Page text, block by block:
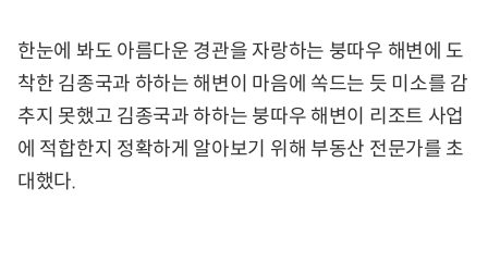
한눈에 봐도 아름다운 경관을 자랑하는 붕따우 해변에 도
착한 김종국과 하하는 해변이 마음에 쏙드는 듯 미소를 감
추지 못했고 김종국과 하하는 붕따우 해변이 리조트 사업
에 적합한지 정확하게 알아보기 위해 부동산 전문가를 초
대했다.